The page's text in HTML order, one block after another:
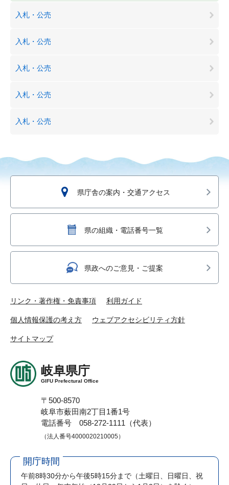
入札・公売
入札・公売
入札・公売
入札・公売
入札・公売
県庁舎の案内・交通アクセス
県の組織・電話番号一覧
県政へのご意見・ご提案
リンク・著作権・免責事項 利用ガイド
個人情報保護の考え方 ウェブアクセシビリティ方針
サイトマップ
岐阜県庁
GIFU Prefectural Office
〒500-8570
岐阜市薮田南2丁目1番1号
電話番号 058-272-1111（代表）
（法人番号4000020210005）
開庁時間
午前8時30分から午後5時15分まで （土曜日、日曜日、祝